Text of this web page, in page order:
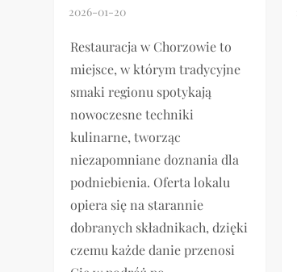
Restauracja w Chorzowie to
miejsce, w którym tradycyjne
smaki regionu spotykają
nowoczesne techniki
kulinarne, tworząc
niezapomniane doznania dla
podniebienia. Oferta lokalu
opiera się na starannie
dobranych składnikach, dzięki
czemu każde danie przenosi